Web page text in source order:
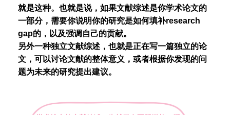
就是这种。也就是说，如果文献综述是你学术论文的
一部分，需要你说明你的研究是如何填补research
gap的，以及强调自己的贡献。
另外一种独立文献综述，也就是正在写一篇独立的论
文，可以讨论文献的整体意义，或者根据你发现的问
题为未来的研究提出建议。